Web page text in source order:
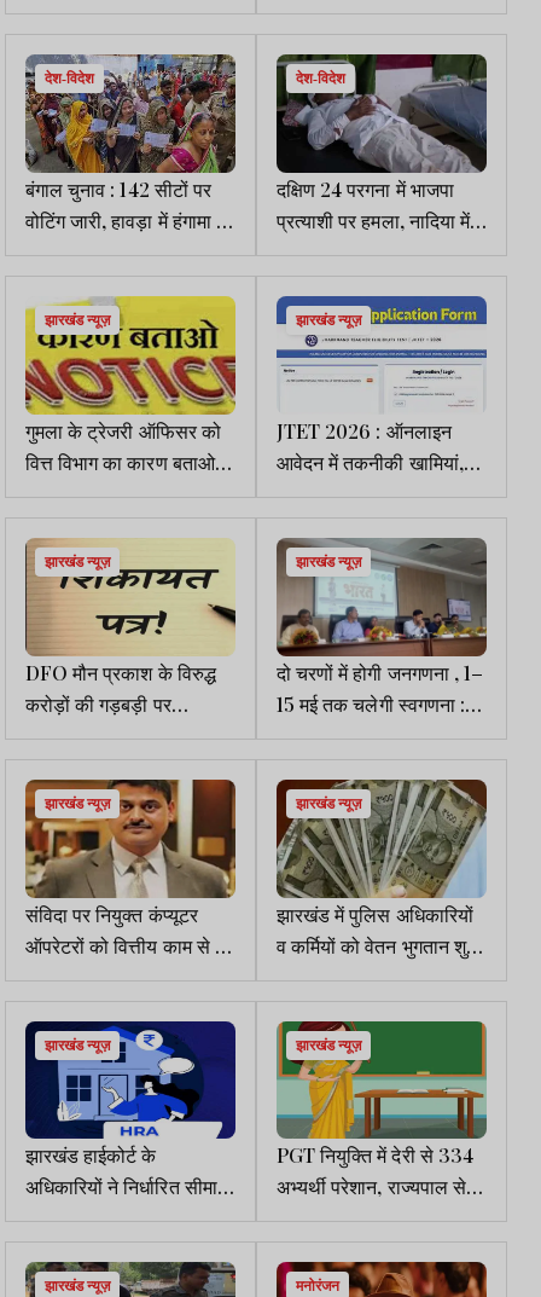
के बीच तीन बजे तक 78.68
फीसदी मतदान
बोले- दावे बड़े, नतीजे उलट
देश-विदेश
बंगाल चुनाव : 142 सीटों पर
वोटिंग जारी, हावड़ा में हंगामा व
लाठीचार्ज, नॉर्थ दमदम व पूर्व
बर्धमान में EVM खराब
देश-विदेश
दक्षिण 24 परगना में भाजपा
प्रत्याशी पर हमला, नादिया में
भाजपा एजेंट का सिर
फोड़ा,टीएमसी ISF समर्थक
भिड़े
झारखंड न्यूज़
गुमला के ट्रेजरी ऑफिसर को
वित्त विभाग का कारण बताओ
नोटिस
झारखंड न्यूज़
JTET 2026 : ऑनलाइन
आवेदन में तकनीकी खामियां,
शिक्षक संघ ने JAC को सौंपा
ज्ञापन
झारखंड न्यूज़
DFO मौन प्रकाश के विरुद्ध
करोड़ों की गड़बड़ी पर
जनप्रतिनिधियों में रोष, पत्र
लिख की शिकायत
झारखंड न्यूज़
दो चरणों में होगी जनगणना , 1–
15 मई तक चलेगी स्वगणना :
रांची नगर निगम
झारखंड न्यूज़
संविदा पर नियुक्त कंप्यूटर
ऑपरेटरों को वित्तीय काम से दूर
रखने का आदेश
झारखंड न्यूज़
झारखंड में पुलिस अधिकारियों
व कर्मियों को वेतन भुगतान शुरू,
कई जिलों में अब भी इंतजार
झारखंड न्यूज़
झारखंड हाईकोर्ट के
अधिकारियों ने निर्धारित सीमा से
अधिक HRA नहीं लिया
झारखंड न्यूज़
PGT नियुक्ति में देरी से 334
अभ्यर्थी परेशान, राज्यपाल से
जल्द नियुक्ति पत्र देने की मांग
झारखंड न्यूज़ मनोरंजन